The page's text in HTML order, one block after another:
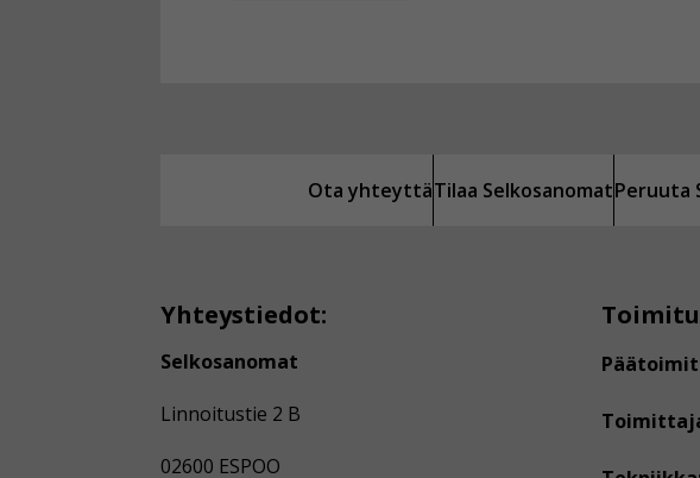
Ota yhteyttäTilaa SelkosanomatPeruuta
Yhteystiedot:
Selkosanomat
Linnoitustie 2 B
02600 ESPOO